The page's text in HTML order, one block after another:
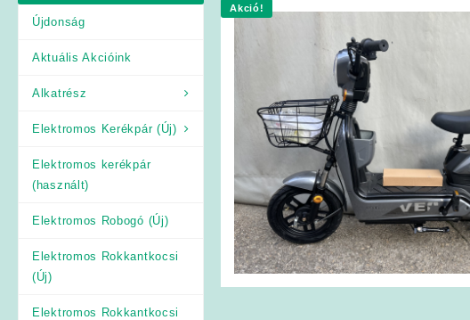
Újdonság
Aktuális Akcióink
Alkatrész
Elektromos Kerékpár (Új)
Elektromos kerékpár
(használt)
Elektromos Robogó (Új)
Elektromos Rokkantkocsi
(Új)
Elektromos Rokkantkocsi
Akció!